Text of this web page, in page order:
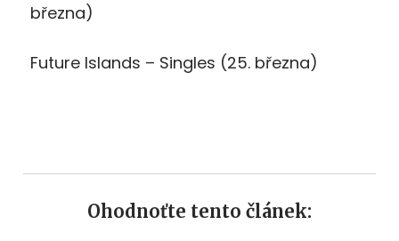
března)
Future Islands – Singles (25. března)
Ohodnoťte tento článek: